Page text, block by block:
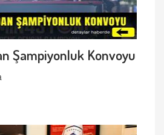
Şampiyonluk Konvoyu